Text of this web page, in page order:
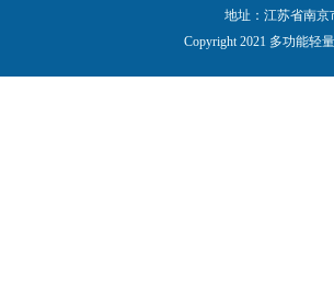
地址：江苏省南京
Copyright 2021 多功能轻